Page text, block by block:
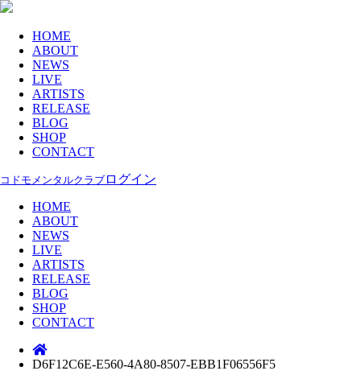
HOME
ABOUT
NEWS
LIVE
ARTISTS
RELEASE
BLOG
SHOP
CONTACT
コドモメンタルクラブ ログイン
HOME
ABOUT
NEWS
LIVE
ARTISTS
RELEASE
BLOG
SHOP
CONTACT
D6F12C6E-E560-4A80-8507-EBB1F06556F5